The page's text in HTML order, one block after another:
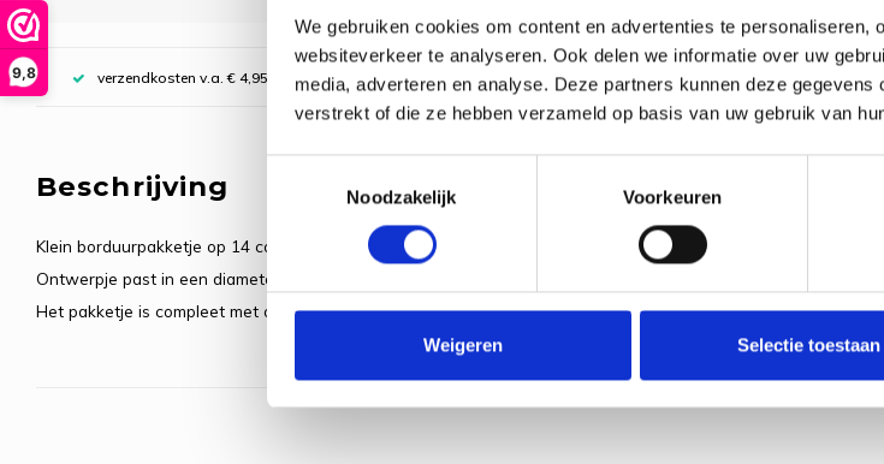
We gebruiken cookies om content en advertenties te personaliseren,
websiteverkeer te analyseren. Ook delen we informatie over uw
media, adverteren en analyse. Deze partners kunnen deze
verstrekt of die ze hebben verzameld op basis van uw gebruik van
Noodzakelijk
Voorkeuren
Weigeren Selectie toestaan
9,8 verzendkosten v.a. € 4,95, boven € 70,00 gratis (NL) Goedgekeurd door Webwinkelkeur
Beschrijving
Klein borduurpakketje op 14 count aida (5,5 kr/cm).
Ontwerpje past in een diameter van 64mm.
Het pakketje is compleet met ontwerp, stof, borduurgaren, naald en beschrijving, maar bevat géén passe-